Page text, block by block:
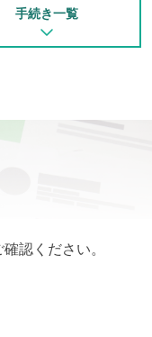
手続き一覧
認ください。